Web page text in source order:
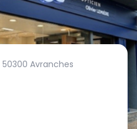
50300 Avranches